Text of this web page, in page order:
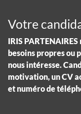
Votre
IRIS
besoins propres ou
nous intéresse.
motivation, un CV
et numéro de